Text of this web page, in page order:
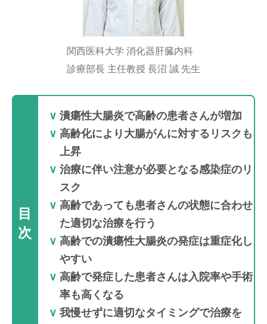
関西医科大学 消化器肝臓内科
診療部長 主任教授 長沼 誠 先生
目
次
潰瘍性大腸炎で高齢の患者さんが増加
高齢化により大腸がんに対するリスクも
上昇
治療に伴い注意が必要となる感染症のリ
スク
高齢であっても患者さんの状態に合わせ
た適切な治療を行う
高齢での潰瘍性大腸炎の発症は重症化し
やすい
高齢で発症した患者さんは入院率や手術
率も高くなる
我慢せずに適切なタイミングで治療を